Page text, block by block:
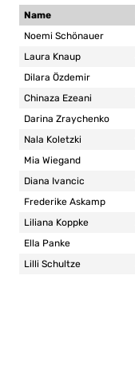
Name
Noemi Schönauer
Laura Knaup
Dilara Özdemir
Chinaza Ezeani
Darina Zraychenko
Nala Koletzki
Mia Wiegand
Diana Ivancic
Frederike Askamp
Liliana Koppke
Ella Panke
Lilli Schultze